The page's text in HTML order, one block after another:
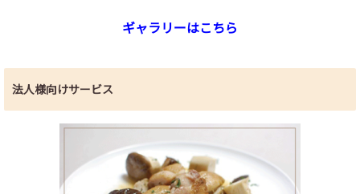
ギャラリーはこちら
法人様向けサービス